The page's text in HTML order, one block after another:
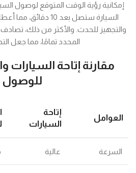
إمكانية رؤية الوقت المتوقع لوصول
السيارة ستصل بعد 10
والتجهيز للحدث. والأكثر من ذلك،
المحدد تمامًا، مما جعل
مقارنة إتاحة السيارات
للوصول
العوامل
إتاحة
السيارات
السرعة عالية